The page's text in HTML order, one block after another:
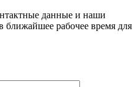
данные и наши
ближайшее рабочее время для